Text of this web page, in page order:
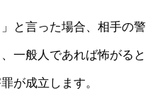
と言った場合、相手の警
一般人であれば怖がると
が成立します。